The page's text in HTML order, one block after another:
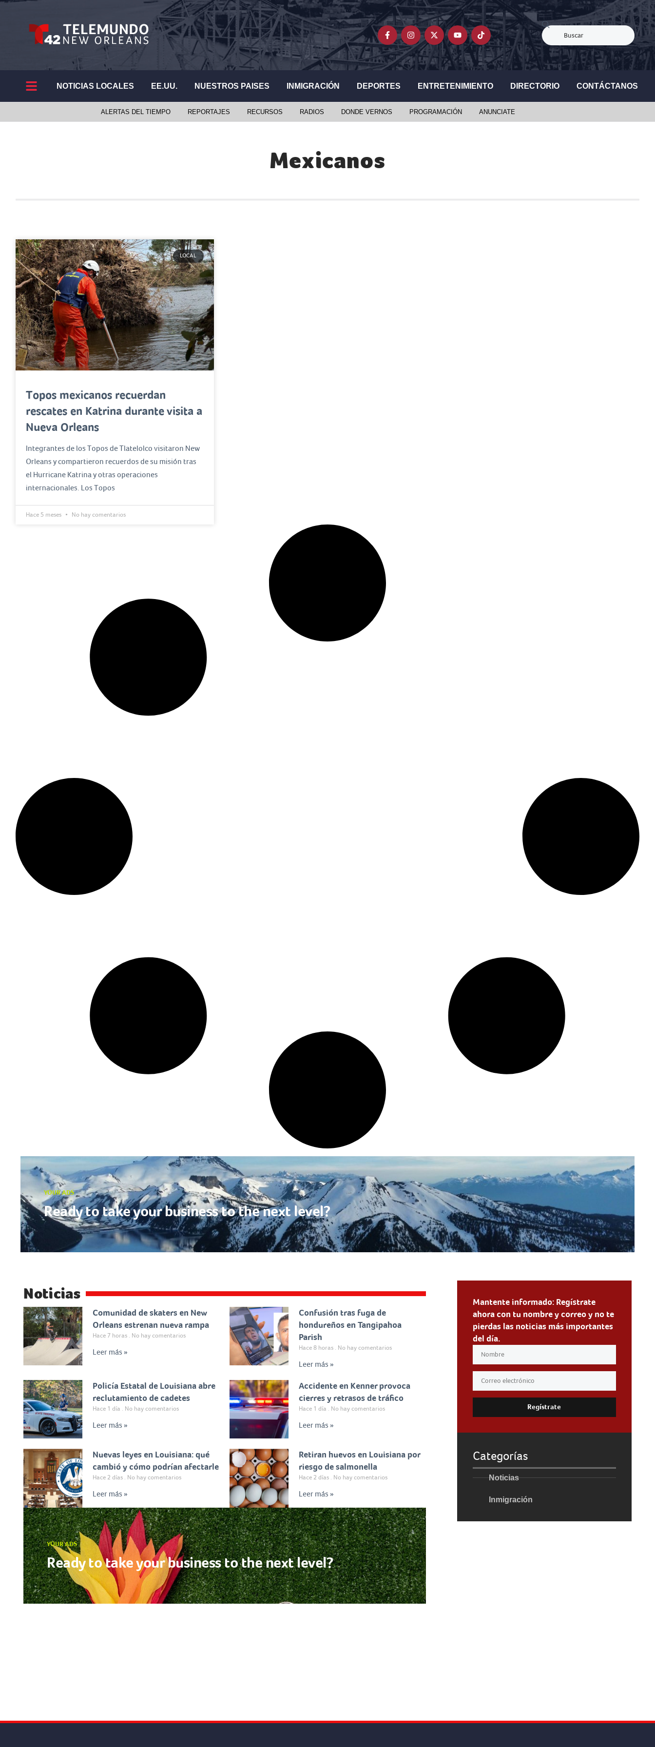
NOTICIAS LOCALES EE.UU. NUESTROS PAISES INMIGRACIÓN DEPORTES ENTRETENIMIENTO DIRECTORIO CONTÁCTANOS
ALERTAS DEL TIEMPO REPORTAJES RECURSOS RADIOS DONDE VERNOS PROGRAMACIÓN ANUNCIATE
Mexicanos
LOCAL
Topos mexicanos recuerdan
rescates en Katrina durante visita a
Nueva Orleans
Integrantes de los Topos de Tlatelolco visitaron New
Orleans y compartieron recuerdos de su misión tras
el Hurricane Katrina y otras operaciones
internacionales. Los Topos
Hace 5 meses No hay comentarios
YOUR ADS
Ready to take your business to the next level?
Noticias
Comunidad de skaters en New
Orleans estrenan nueva rampa
Hace 7 horas No hay comentarios
Leer más »
Confusión tras fuga de
hondureños en Tangipahoa
Parish
Hace 8 horas No hay comentarios
Leer más »
Policía Estatal de Louisiana abre
reclutamiento de cadetes
Hace 1 día No hay comentarios
Leer más »
Accidente en Kenner provoca
cierres y retrasos de tráfico
Hace 1 día No hay comentarios
Leer más »
Nuevas leyes en Louisiana: qué
cambió y cómo podrían afectarle
Hace 2 días No hay comentarios
Leer más »
Retiran huevos en Louisiana por
riesgo de salmonella
Hace 2 días No hay comentarios
Leer más »
YOUR ADS
Ready to take your business to the next level?
Mantente informado: Regístrate
ahora con tu nombre y correo y no te
pierdas las noticias más importantes
del día.
Regístrate
Categorías
Noticias
Inmigración